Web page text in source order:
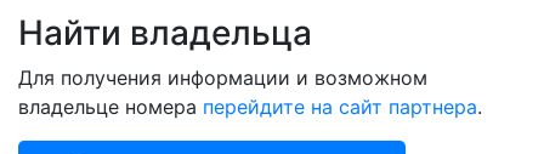
Найти владельца
Для получения информации и возможном
владельце номера перейдите на сайт партнера.